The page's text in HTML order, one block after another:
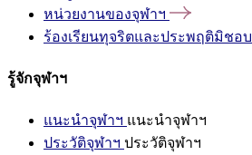
หน่วยงานของจุฬาฯ
ร้องเรียนทุจริตและประพฤติมิชอบ
รู้จักจุฬาฯ
แนะนำจุฬาฯ แนะนำจุฬาฯ
ประวัติจุฬาฯ ประวัติจุฬาฯ